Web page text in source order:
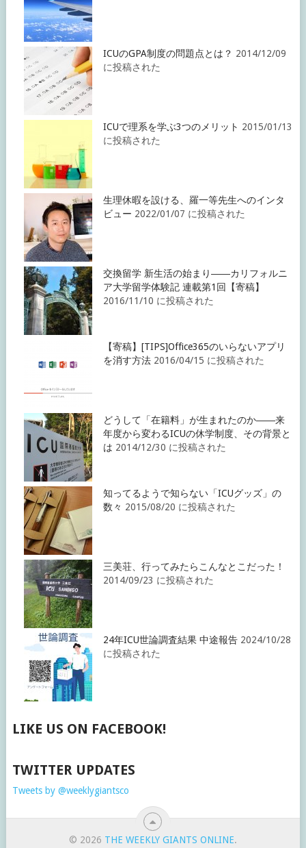
ICUのGPA制度の問題点とは？ 2014/12/09
に投稿された
ICUで理系を学ぶ3つのメリット 2015/01/13
に投稿された
生理休暇を設ける、羅一等先生へのインタ
ビュー 2022/01/07 に投稿された
交換留学 新生活の始まり――カリフォルニ
ア大学留学体験記 連載第1回【寄稿】
2016/11/10 に投稿された
【寄稿】[TIPS]Office365のいらないアプリ
を消す方法 2016/04/15 に投稿された
どうして「在籍料」が生まれたのか――来
年度から変わるICUの休学制度、その背景と
は 2014/12/30 に投稿された
知ってるようで知らない「ICUグッズ」の
数々 2015/08/20 に投稿された
三美荘、行ってみたらこんなとこだった！
2014/09/23 に投稿された
24年ICU世論調査結果 中途報告 2024/10/28
に投稿された
LIKE US ON FACEBOOK!
TWITTER UPDATES
Tweets by @weeklygiantsco
© 2026 THE WEEKLY GIANTS ONLINE.